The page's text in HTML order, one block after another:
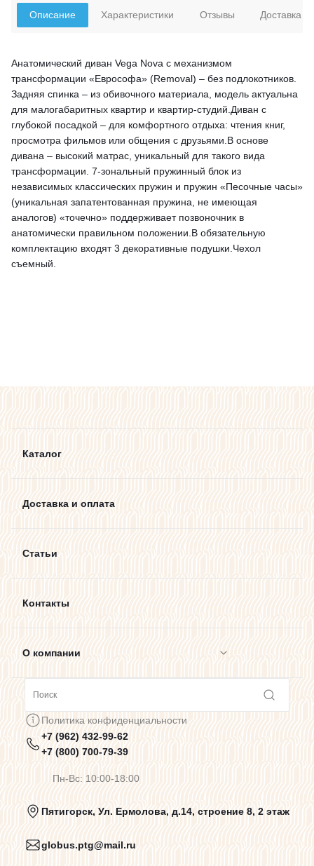
Описание
Анатомический диван Vega Nova с механизмом
трансформации «Еврософа» (Removal) – без подлокотников.
Задняя спинка – из обивочного материала, модель актуальна
для малогабаритных квартир и квартир-студий.Диван с
глубокой посадкой – для комфортного отдыха: чтения книг,
просмотра фильмов или общения с друзьями.В основе
дивана – высокий матрас, уникальный для такого вида
трансформации. 7-зональный пружинный блок из
независимых классических пружин и пружин «Песочные часы»
(уникальная запатентованная пружина, не имеющая
аналогов) «точечно» поддерживает позвоночник в
анатомически правильном положении.В обязательную
комплектацию входят 3 декоративные подушки.Чехол
съемный.
Характеристики Отзывы Доставка
Каталог
Доставка и оплата
Статьи
Контакты
О компании
Предупреждения о цветопередаче
Политика конфиденциальности
Пользовательское соглашение
Политика конфиденциальности
+7 (962) 432-99-62
+7 (800) 700-79-39
Пн-Вс: 10:00-18:00
Пятигорск, Ул. Ермолова, д.14, строение 8, 2 этаж
globus.ptg@mail.ru